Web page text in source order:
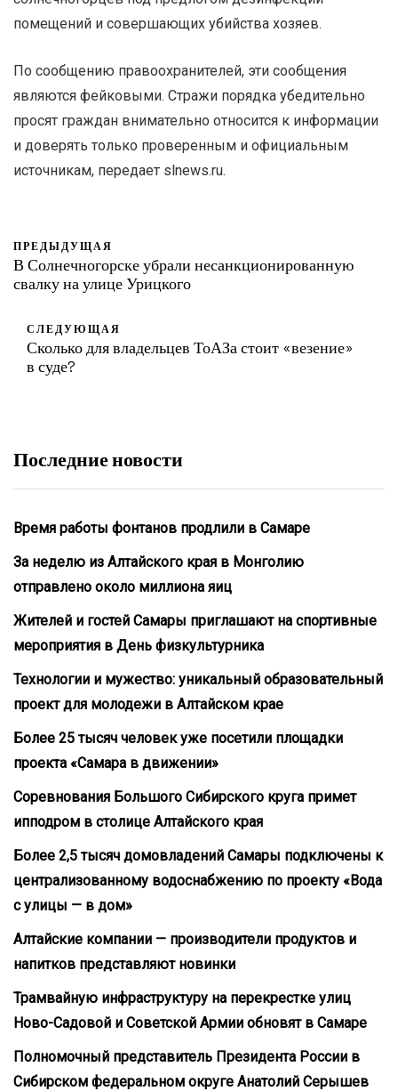
помещений и совершающих убийства хозяев.
По сообщению правоохранителей, эти сообщения
являются фейковыми. Стражи порядка убедительно
просят граждан внимательно относится к информации
и доверять только проверенным и официальным
источникам, передает slnews.ru.
ПРЕДЫДУЩАЯ
В Солнечногорске убрали несанкционированную
свалку на улице Урицкого
СЛЕДУЮЩАЯ
Сколько для владельцев ТоАЗа стоит «везение»
в суде?
Последние новости
Время работы фонтанов продлили в Самаре
За неделю из Алтайского края в Монголию
отправлено около миллиона яиц
Жителей и гостей Самары приглашают на спортивные
мероприятия в День физкультурника
Технологии и мужество: уникальный образовательный
проект для молодежи в Алтайском крае
Более 25 тысяч человек уже посетили площадки
проекта «Самара в движении»
Соревнования Большого Сибирского круга примет
ипподром в столице Алтайского края
Более 2,5 тысяч домовладений Самары подключены к
централизованному водоснабжению по проекту «Вода
с улицы — в дом»
Алтайские компании — производители продуктов и
напитков представляют новинки
Трамвайную инфраструктуру на перекрестке улиц
Ново-Садовой и Советской Армии обновят в Самаре
Полномочный представитель Президента России в
Сибирском федеральном округе Анатолий Серышев